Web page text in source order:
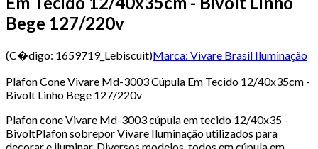
Bege 127/220v
(C�digo: 1659719_Lebiscuit)Marca: Vivare Brasil Iluminação
Plafon Cone Vivare Md-3003 Cúpula Em Tecido 12/40x35cm -
Bivolt Linho Bege 127/220v
Plafon cone Vivare Md-3003 cúpula em tecido 12/40x35 -
BivoltPlafon sobrepor Vivare Iluminação utilizados para